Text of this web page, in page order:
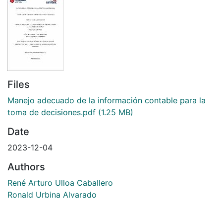
Files
Manejo adecuado de la información contable para la
toma de decisiones.pdf (1.25 MB)
Date
2023-12-04
Authors
René Arturo Ulloa Caballero
Ronald Urbina Alvarado